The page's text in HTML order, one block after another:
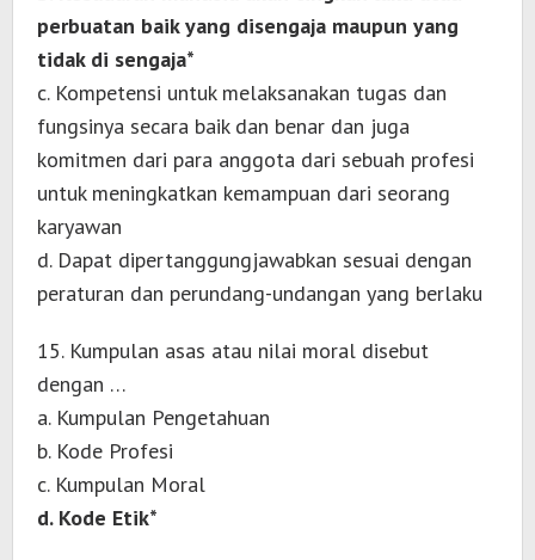
perbuatan baik yang disengaja maupun yang
tidak di sengaja*
c. Kompetensi untuk melaksanakan tugas dan
fungsinya secara baik dan benar dan juga
komitmen dari para anggota dari sebuah profesi
untuk meningkatkan kemampuan dari seorang
karyawan
d. Dapat dipertanggungjawabkan sesuai dengan
peraturan dan perundang-undangan yang berlaku
15. Kumpulan asas atau nilai moral disebut
dengan …
a. Kumpulan Pengetahuan
b. Kode Profesi
c. Kumpulan Moral
d. Kode Etik*